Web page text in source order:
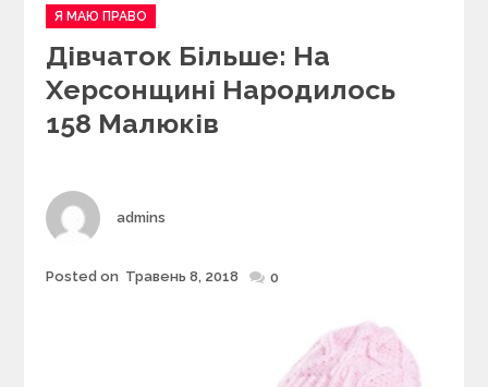
C
a
t
e
g
o
e
s
Я МАЮ ПРАВО
Дівчаток Більше: На
Херсонщині Народилось
158 Малюків
Author
admins
Posted
Posted on Травень 8, 2018 0